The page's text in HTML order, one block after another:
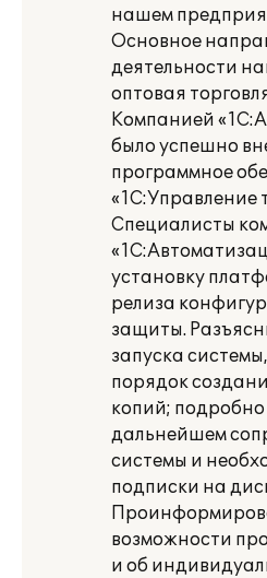
нашем
Основное
деятельности
оптовая
Компанией
было успешно
программное
«1С:Управление
Специалисты
установку
релиза
защиты.
запуска
порядок
копий;
дальнейшем
системы и
подписки на
возможности
и об